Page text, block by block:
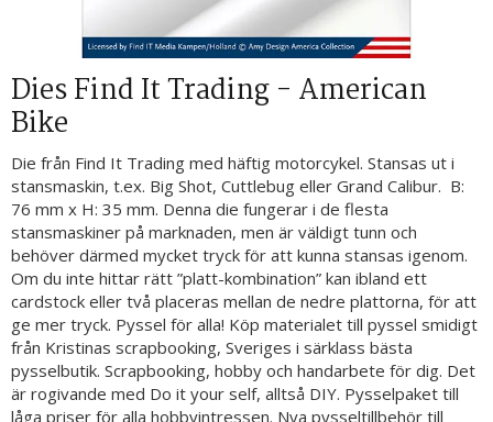
Dies Find It Trading - American
Bike
Die från Find It Trading med häftig motorcykel. Stansas ut i
stansmaskin, t.ex. Big Shot, Cuttlebug eller Grand Calibur. B:
76 mm x H: 35 mm. Denna die fungerar i de flesta
stansmaskiner på marknaden, men är väldigt tunn och
behöver därmed mycket tryck för att kunna stansas igenom.
Om du inte hittar rätt ”platt-kombination” kan ibland ett
cardstock eller två placeras mellan de nedre plattorna, för att
ge mer tryck. Pyssel för alla! Köp materialet till pyssel smidigt
från Kristinas scrapbooking, Sveriges i särklass bästa
pysselbutik. Scrapbooking, hobby och handarbete för dig. Det
är rogivande med Do it your self, alltså DIY. Pysselpaket till
låga priser för alla hobbyintressen. Nya pysseltillbehör till